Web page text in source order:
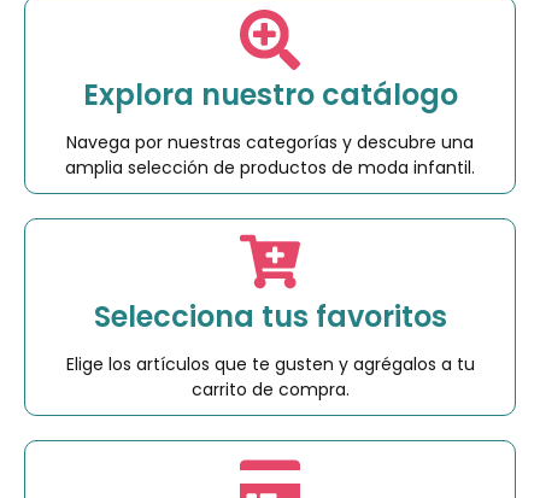
Explora nuestro catálogo
Navega por nuestras categorías y descubre una
amplia selección de productos de moda infantil.
Selecciona tus favoritos
Elige los artículos que te gusten y agrégalos a tu
carrito de compra.